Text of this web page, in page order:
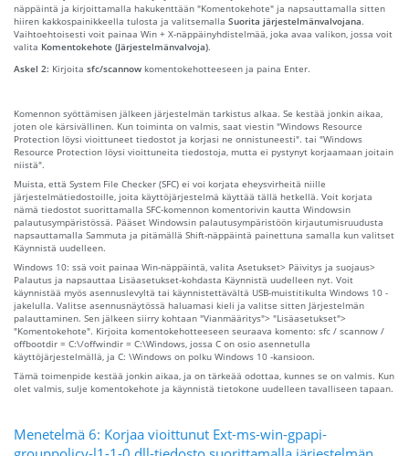
näppäintä ja kirjoittamalla hakukenttään "Komentokehote" ja napsauttamalla sitten
hiiren kakkospainikkeella tulosta ja valitsemalla Suorita järjestelmänvalvojana.
Vaihtoehtoisesti voit painaa Win + X-näppäinyhdistelmää, joka avaa valikon, jossa voit
valita Komentokehote (Järjestelmänvalvoja).
Askel 2: Kirjoita sfc/scannow komentokehotteeseen ja paina Enter.
Komennon syöttämisen jälkeen järjestelmän tarkistus alkaa. Se kestää jonkin aikaa,
joten ole kärsivällinen. Kun toiminta on valmis, saat viestin "Windows Resource
Protection löysi vioittuneet tiedostot ja korjasi ne onnistuneesti". tai "Windows
Resource Protection löysi vioittuneita tiedostoja, mutta ei pystynyt korjaamaan joitain
niistä".
Muista, että System File Checker (SFC) ei voi korjata eheysvirheitä niille
järjestelmätiedostoille, joita käyttöjärjestelmä käyttää tällä hetkellä. Voit korjata
nämä tiedostot suorittamalla SFC-komennon komentorivin kautta Windowsin
palautusympäristössä. Pääset Windowsin palautusympäristöön kirjautumisruudusta
napsauttamalla Sammuta ja pitämällä Shift-näppäintä painettuna samalla kun valitset
Käynnistä uudelleen.
Windows 10: ssä voit painaa Win-näppäintä, valita Asetukset> Päivitys ja suojaus>
Palautus ja napsauttaa Lisäasetukset-kohdasta Käynnistä uudelleen nyt. Voit
käynnistää myös asennuslevyltä tai käynnistettävältä USB-muistitikulta Windows 10 -
jakelulla. Valitse asennusnäytössä haluamasi kieli ja valitse sitten Järjestelmän
palauttaminen. Sen jälkeen siirry kohtaan "Vianmääritys"> "Lisäasetukset">
"Komentokehote". Kirjoita komentokehotteeseen seuraava komento: sfc / scannow /
offbootdir = C:\/offwindir = C:\Windows, jossa C on osio asennetulla
käyttöjärjestelmällä, ja C: \Windows on polku Windows 10 -kansioon.
Tämä toimenpide kestää jonkin aikaa, ja on tärkeää odottaa, kunnes se on valmis. Kun
olet valmis, sulje komentokehote ja käynnistä tietokone uudelleen tavalliseen tapaan.
Menetelmä 6: Korjaa vioittunut Ext-ms-win-gpapi-